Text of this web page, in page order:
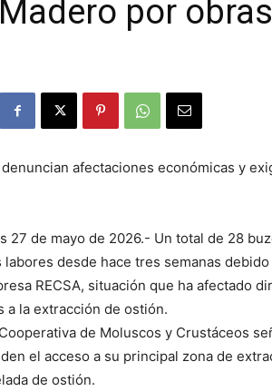
por
afectaciones económicas y
27 de mayo de 2026.- Un total de 28
desde hace tres semanas
RECSA, situación que ha afectado
a la extracción de ostión.
de Moluscos y Crustáceos
el acceso a su principal zona de
de ostión.